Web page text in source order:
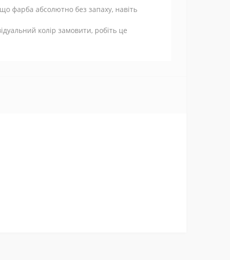
фарба абсолютно без запаху, навіть
колір замовити, робіть це